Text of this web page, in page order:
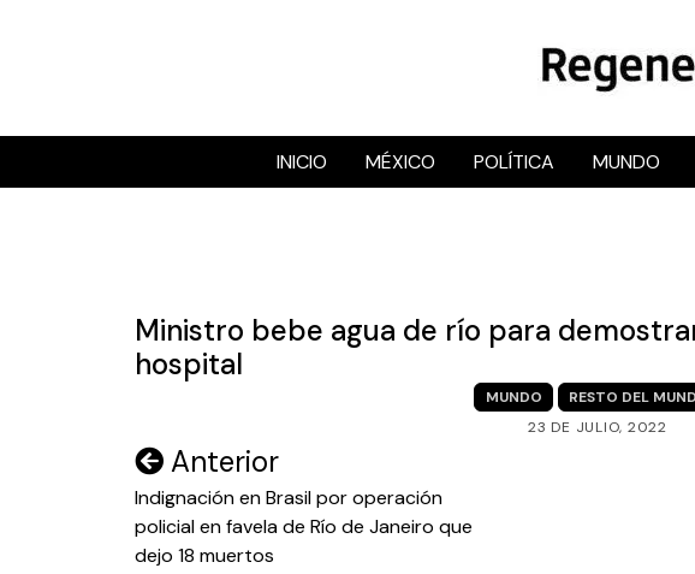
RegeneraciónMX
Sitio de noticias
INICIO MÉXICO POLÍTICA MUNDO
Ministro bebe agua de río para
hospital
MUNDO
RESTO DEL
23 DE JULIO, 2022
Navegación
de
entradas
Anterior
Indignación en Brasil por operación
policial en favela de Río de Janeiro que
dejo 18 muertos